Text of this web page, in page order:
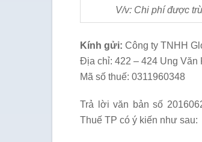
V/v: Chi phí được
Kính gửi: Công ty TNHH
Địa chỉ: 422 – 424 Ung Văn
Mã số thuế: 0311960348
Trả lời văn bản số
Thuế TP có ý kiến như sau: